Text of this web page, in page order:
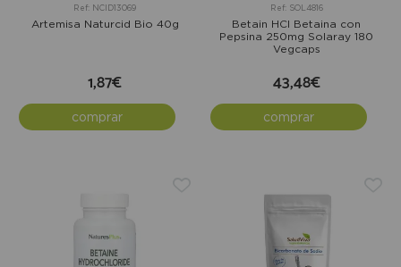
Ref: NCID13069
Artemisa Naturcid Bio 40g
1,87€
comprar
Ref: SOL4816
Betain HCI Betaina con
Pepsina 250mg Solaray 180
Vegcaps
43,48€
comprar